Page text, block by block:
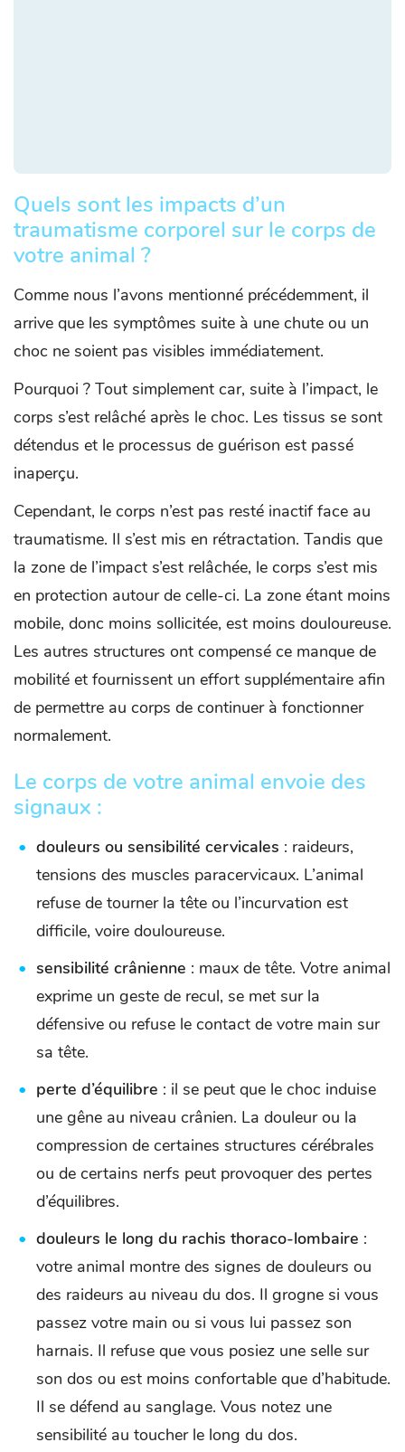
Quels sont les impacts d’un
traumatisme corporel sur le corps de
votre animal ?
Comme nous l’avons mentionné précédemment, il
arrive que les symptômes suite à une chute ou un
choc ne soient pas visibles immédiatement.
Pourquoi ? Tout simplement car, suite à l’impact, le
corps s’est relâché après le choc. Les tissus se sont
détendus et le processus de guérison est passé
inaperçu.
Cependant, le corps n’est pas resté inactif face au
traumatisme. Il s’est mis en rétractation. Tandis que
la zone de l’impact s’est relâchée, le corps s’est mis
en protection autour de celle-ci. La zone étant moins
mobile, donc moins sollicitée, est moins douloureuse.
Les autres structures ont compensé ce manque de
mobilité et fournissent un effort supplémentaire afin
de permettre au corps de continuer à fonctionner
normalement.
Le corps de votre animal envoie des
signaux :
douleurs ou sensibilité cervicales : raideurs,
tensions des muscles paracervicaux. L’animal
refuse de tourner la tête ou l’incurvation est
difficile, voire douloureuse.
sensibilité crânienne : maux de tête. Votre animal
exprime un geste de recul, se met sur la
défensive ou refuse le contact de votre main sur
sa tête.
perte d’équilibre : il se peut que le choc induise
une gêne au niveau crânien. La douleur ou la
compression de certaines structures cérébrales
ou de certains nerfs peut provoquer des pertes
d’équilibres.
douleurs le long du rachis thoraco-lombaire :
votre animal montre des signes de douleurs ou
des raideurs au niveau du dos. Il grogne si vous
passez votre main ou si vous lui passez son
harnais. Il refuse que vous posiez une selle sur
son dos ou est moins confortable que d’habitude.
Il se défend au sanglage. Vous notez une
sensibilité au toucher le long du dos.